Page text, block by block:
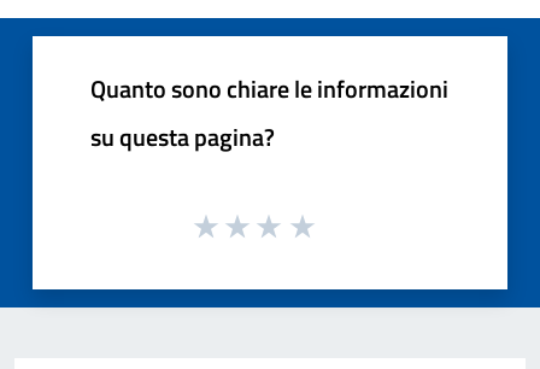
Quanto sono chiare le informazioni
su questa pagina?